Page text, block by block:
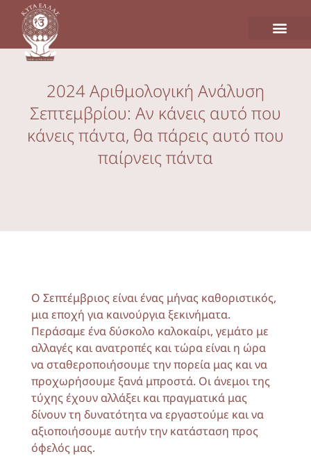
2024 Αριθμολογική Ανάλυση
Σεπτεμβρίου: Αν κάνεις αυτό που
κάνεις πάντα, θα πάρεις αυτό που
παίρνεις πάντα
Ο Σεπτέμβριος είναι ένας μήνας καθοριστικός,
μια εποχή για καινούργια ξεκινήματα.
Περάσαμε ένα δύσκολο καλοκαίρι, γεμάτο με
αλλαγές και ανατροπές και τώρα είναι η ώρα
να σταθεροποιήσουμε την πορεία μας και να
προχωρήσουμε ξανά μπροστά. Οι άνεμοι της
τύχης έχουν αλλάξει και πραγματικά μας
δίνουν τη δυνατότητα να εργαστούμε και να
αξιοποιήσουμε αυτήν την κατάσταση προς
όφελός μας.